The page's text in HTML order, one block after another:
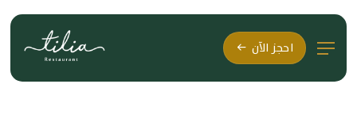
احجز الآن